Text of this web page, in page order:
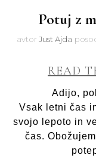
Potuj z
avtor Just Ajda
READ
Adijo,
Vsak letni čas
svojo lepoto in
čas.